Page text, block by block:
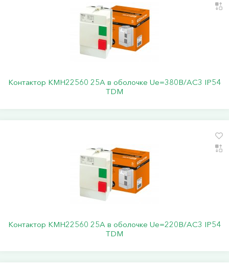
Контактор КМН22560 25А в оболочке Ue=380В/АС3 IP54
TDM
Контактор КМН22560 25А в оболочке Ue=220В/АС3 IP54
TDM